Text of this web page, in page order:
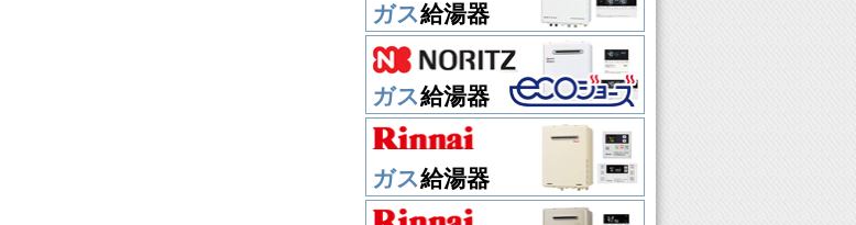
ガス給湯器
ガス給湯器
ガス給湯器